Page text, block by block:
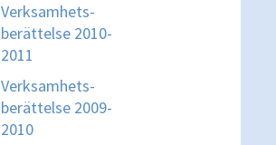
Verksamhets-
berättelse 2010-
2011
Verksamhets-
berättelse 2009-
2010